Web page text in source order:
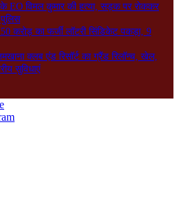
EO विमल कुमार की हत्या, सड़क पर रोककर
करोड़ का फर्जी लॉटरी सिंडिकेट पकड़ा, 9
क्लब एंड रिसॉर्ट का ग्रैंड रिलॉन्च, खेल,
सुविधाएं